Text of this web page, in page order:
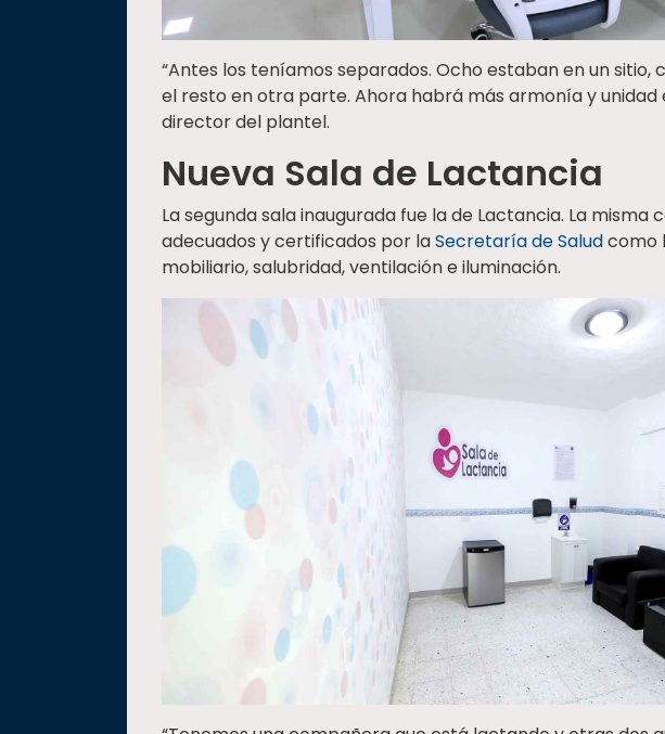
“Antes los teníamos separados. Ocho estaban en un sitio,
el resto en otra parte. Ahora habrá más armonía y unidad
director del plantel.
Nueva Sala de Lactancia
La segunda sala inaugurada fue la de Lactancia. La misma
adecuados y certificados por laSecretaría de Saludcomo
mobiliario, salubridad, ventilación e iluminación.